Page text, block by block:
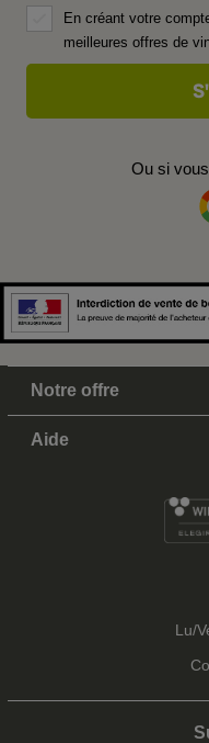
En créant votre
meilleures offres de
Ou si
Notre offre
Aide
Lu/